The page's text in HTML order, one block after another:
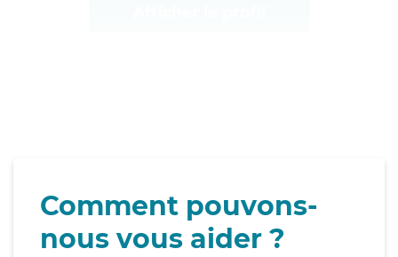
Comment pouvons-
nous vous aider ?